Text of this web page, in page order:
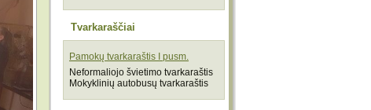
Tvarkaraščiai
Pamokų tvarkaraštis I pusm.
Neformaliojo švietimo tvarkaraštis
Mokyklinių autobusų tvarkaraštis